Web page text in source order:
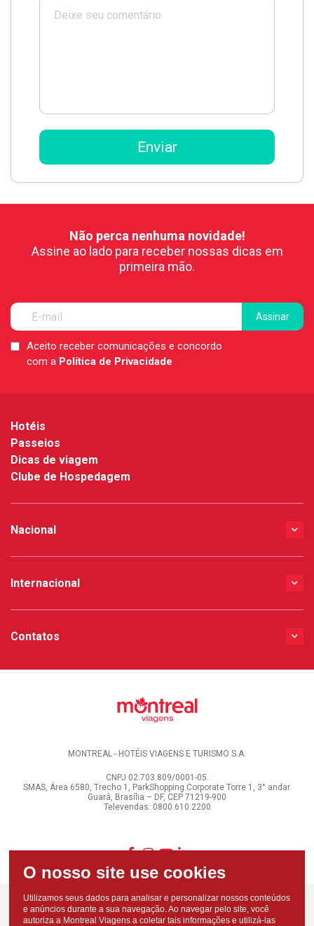
Não perca nenhuma novidade!
Assine ao lado para receber nossas dicas em
primeira mão.
LGPDAceito receber comunicações e concordo
com a Política de Privacidade
Hotéis
Passeios
Dicas de viagem
Clube de Hospedagem
Nacional
Internacional
Contatos
MONTREAL - HOTÉIS VIAGENS E TURISMO S.A.
CNPJ 02.703.809/0001-05.
SMAS, Área 6580, Trecho 1, ParkShopping Corporate Torre 1, 3° andar.
Guará, Brasília – DF, CEP 71219-900
Televendas: 0800 610 2200
Utilizamos seus dados para analisar e personalizar nossos conteúdos
e anúncios durante a sua navegação. Ao navegar pelo site, você
autoriza a Montreal Viagens a coletar tais informações e utilizá-las